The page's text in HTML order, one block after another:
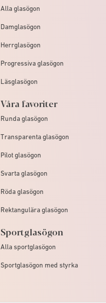
Alla glasögon
Damglasögon
Herrglasögon
Progressiva glasögon
Läsglasögon
Våra favoriter
Runda glasögon
Transparenta glasögon
Pilot glasögon
Svarta glasögon
Röda glasögon
Rektangulära glasögon
Sportglasögon
Alla sportglasögon
Sportglasögon med styrka